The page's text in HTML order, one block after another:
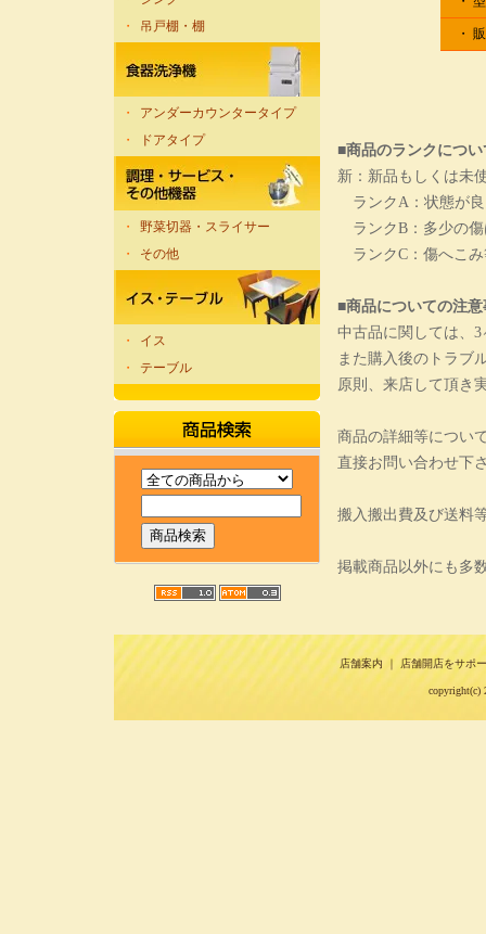
・
吊戸棚・棚
・
アンダーカウンタータイプ
・
ドアタイプ
・
野菜切器・スライサー
・
その他
・
イス
・
テーブル
・
■商品のランクについ
新：新品もしくは未
ランクA：状態が
ランクB：多少の傷
ランクC：傷へこ
■商品についての注
中古品に関しては、
また購入後のトラブ
原則、来店して頂き
商品の詳細等につい
直接お問い合わせ下
搬入搬出費及び送料
掲載商品以外にも多
店舗案内 ｜ 店舗開店をサポ
copyright(c)